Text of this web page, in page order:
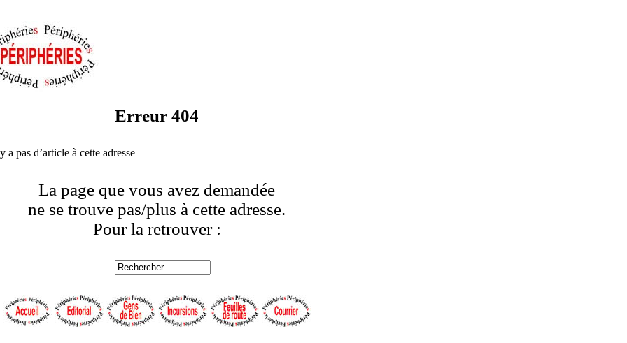
Erreur 404
a pas d’article à cette adresse
La page que vous avez demandée
ne se trouve pas/plus à cette adresse.
Pour la retrouver :